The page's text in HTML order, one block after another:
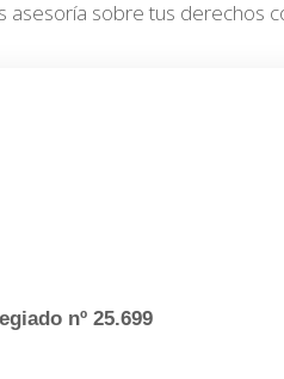
sobre tus derechos
nº 25.699